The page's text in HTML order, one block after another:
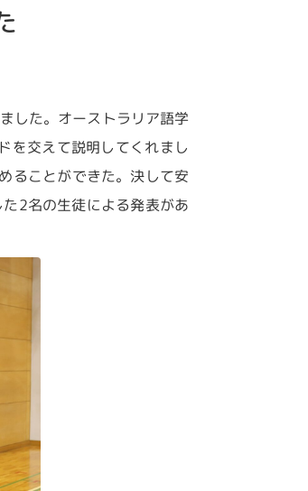
した。オーストラリア語学
を交えて説明してくれまし
ることができた。決して安
2名の生徒による発表があ